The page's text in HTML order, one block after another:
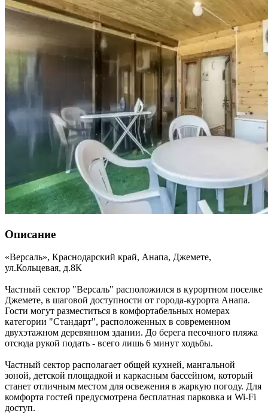
Описание
«Версаль», Краснодарский край, Анапа, Джемете,
ул.Кольцевая, д.8К
Частный сектор "Версаль" расположился в курортном поселке
Джемете, в шаговой доступности от города-курорта Анапа.
Гости могут разместиться в комфортабельных номерах
категории "Стандарт", расположенных в современном
двухэтажном деревянном здании. До берега песочного пляжа
отсюда рукой подать - всего лишь 6 минут ходьбы.
Частный сектор располагает общей кухней, мангальной
зоной, детской площадкой и каркасным бассейном, который
станет отличным местом для освежения в жаркую погоду. Для
комфорта гостей предусмотрена бесплатная парковка и Wi-Fi
доступ.